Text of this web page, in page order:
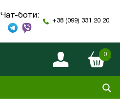
Чат-боти:
+38 (099) 331 20 20
0